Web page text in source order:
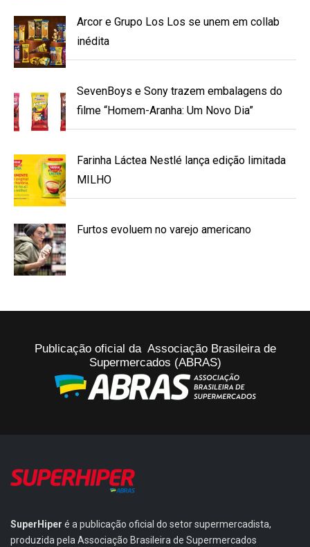
Arcor e Grupo Los Los se unem em collab
inédita
SevenBoys e Sony trazem embalagens do
filme “Homem-Aranha: Um Novo Dia”
Farinha Láctea Nestlé lança edição limitada
MILHO
Furtos evoluem no varejo americano
Publicação oficial da Associação Brasileira de
Supermercados (ABRAS)
SuperHiper é a publicação oficial do setor supermercadista,
produzida pela Associação Brasileira de Supermercados